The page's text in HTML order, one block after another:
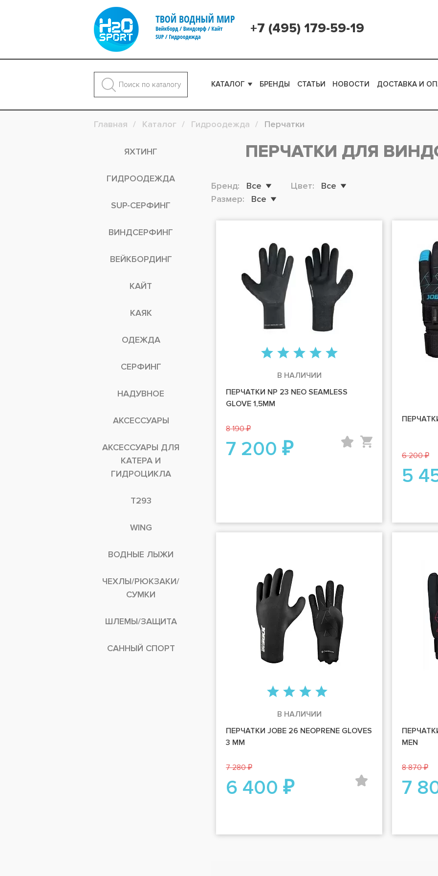
+7 (495) 179-59-19
КАТАЛОГ БРЕНДЫ СТАТЬИ НОВОСТИ ДОСТАВКА И
Главная Каталог Гидроодежда Перчатки
ЯХТИНГ
ГИДРООДЕЖДА
SUP-СЕРФИНГ
ВИНДСЕРФИНГ
ВЕЙКБОРДИНГ
КАЙТ
КАЯК
ОДЕЖДА
СЕРФИНГ
НАДУВНОЕ
АКСЕССУАРЫ
АКСЕССУАРЫ ДЛЯ
КАТЕРА И
ГИДРОЦИКЛА
T293
WING
ВОДНЫЕ ЛЫЖИ
ЧЕХЛЫ/РЮКЗАКИ/
СУМКИ
ШЛЕМЫ/ЗАЩИТА
САННЫЙ СПОРТ
ПЕРЧАТКИ ДЛЯ
Бренд: Все Цвет:
Все
Размер:
Все
В НАЛИЧИИ
ПЕРЧАТКИ NP 23 NEO SEAMLESS
GLOVE 1,5MM
8 190 ₽
7 200 ₽ 6 200 ₽
5
В НАЛИЧИИ
ПЕРЧАТКИ JOBE 26 NEOPRENE GLOVES
3 MM
7 280 ₽
6 400 ₽
MEN
8 870 ₽
7